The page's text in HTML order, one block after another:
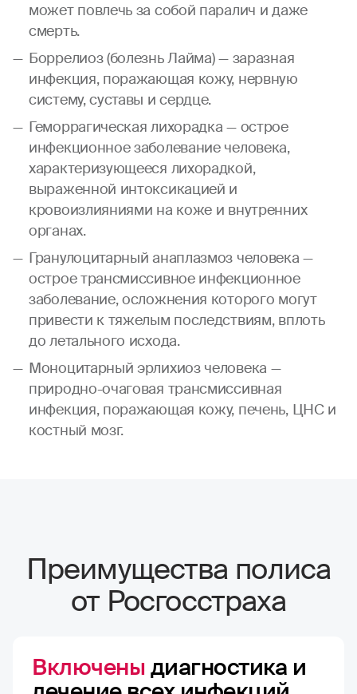
может повлечь за собой паралич и даже
смерть.
Боррелиоз (болезнь Лайма) — заразная
инфекция, поражающая кожу, нервную
систему, суставы и сердце.
Геморрагическая лихорадка — острое
инфекционное заболевание человека,
характеризующееся лихорадкой,
выраженной интоксикацией и
кровоизлияниями на коже и внутренних
органах.
Гранулоцитарный анаплазмоз человека —
острое трансмиссивное инфекционное
заболевание, осложнения которого могут
привести к тяжелым последствиям, вплоть
до летального исхода.
Моноцитарный эрлихиоз человека —
природно-очаговая трансмиссивная
инфекция, поражающая кожу, печень, ЦНС и
костный мозг.
Преимущества полиса
от Росгосстраха
Включены диагностика и